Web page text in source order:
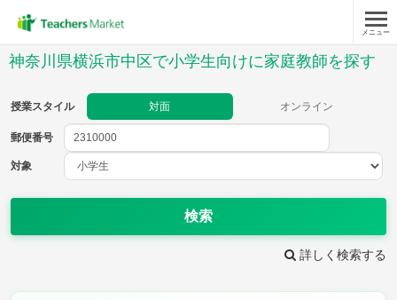
メニュー
神奈川県横浜市中区で小学生向けに家庭教師を探す
授業スタイル 対面 オンライン
郵便番号
対象
検索
詳しく検索する
郵便番号
教科